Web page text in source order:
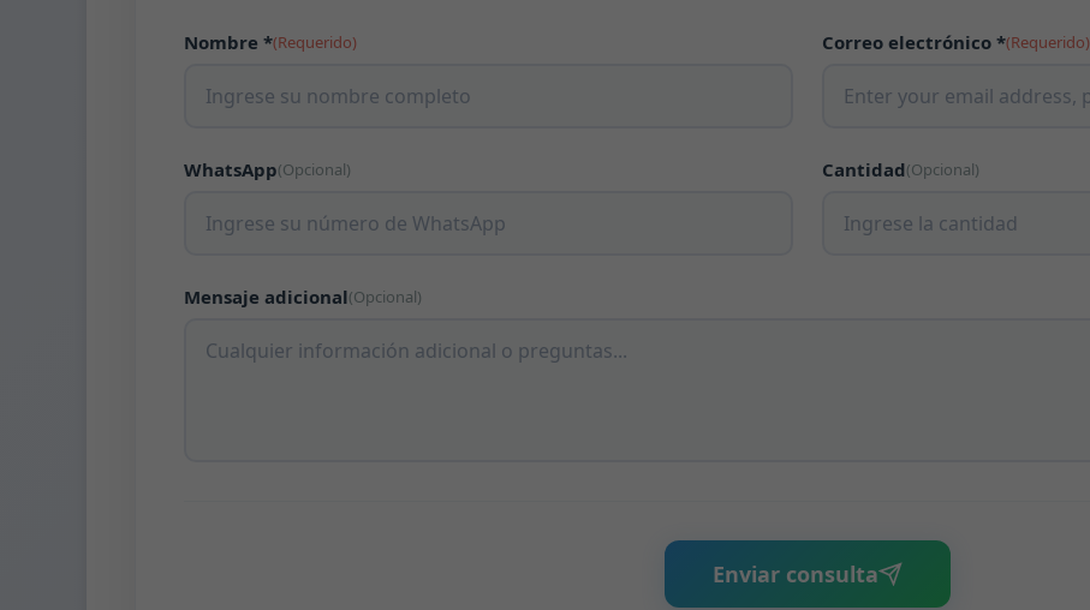
Nombre *(Requerido) Correo electrónico *(Requerido)
WhatsApp(Opcional) Cantidad(Opcional)
Mensaje adicional(Opcional)
Enviar consulta